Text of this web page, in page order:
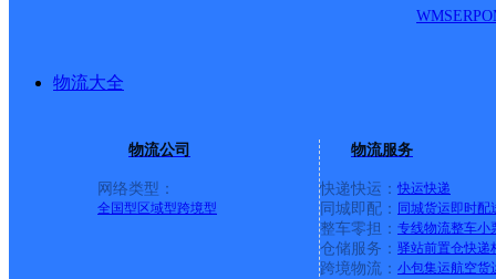
WMSERP
物流大全
物流公司
网络类型：
全国型 区域型跨境型
物流服务
快递快运： 快运快递
同城即配： 同城货运即时配
整车零担： 专线物流整车小
仓储服务： 驿站前置仓快递
跨境物流： 小包集运航空货